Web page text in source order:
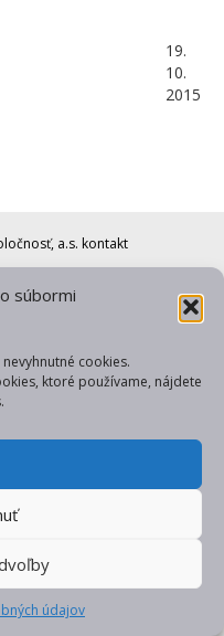
súbormi
cookies.
ktoré používame, nájdete
údajov
19.
10.
2015
a.s. kontakt